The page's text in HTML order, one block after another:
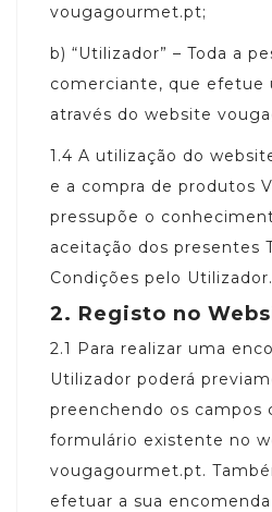
vougagourmet.pt;
b) “Utilizador” – Toda a
comerciante, que efetue
através do website
1.4 A utilização do
e a compra de produtos
pressupõe o
aceitação dos presentes
Condições pelo Utilizador.
2. Registo no
2.1 Para realizar uma
Utilizador poderá
preenchendo os campos
formulário existente no
vougagourmet.pt.
efetuar a sua